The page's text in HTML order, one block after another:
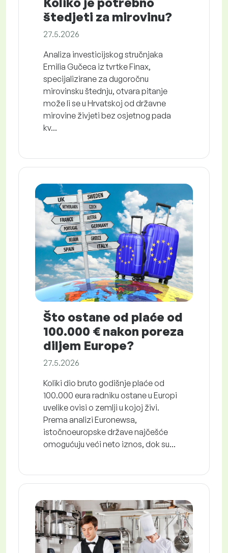
štedjeti za mirovinu?
27.5.2026
Analiza investicijskog stručnjaka
Emilia Gučeca iz tvrtke Finax,
specijalizirane za dugoročnu
mirovinsku štednju, otvara pitanje
može li se u Hrvatskoj od državne
mirovine živjeti bez osjetnog pada
kv...
Što ostane od plaće od
100.000 € nakon poreza
diljem Europe?
27.5.2026
Koliki dio bruto godišnje plaće od
100.000 eura radniku ostane u Europi
uvelike ovisi o zemlji u kojoj živi.
Prema analizi Euronewsa,
istočnoeuropske države najčešće
omogućuju veći neto iznos, dok su...